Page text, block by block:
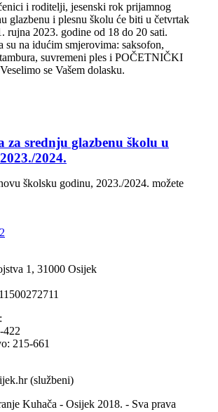
i roditelji, jesenski rok prijamnog
glazbenu i plesnu školu će biti u četvrtak
rujna 2023. godine od 18 do 20 sati.
su na idućim smjerovima: saksofon,
suvremeni ples i POČETNIČKI
se Vašem dolasku.
za srednju glazbenu školu u
2024.
školsku godinu, 2023./2024. možete
1, 31000 Osijek
:
422
215-661
(službeni)
Kuhača - Osijek 2018. - Sva prava